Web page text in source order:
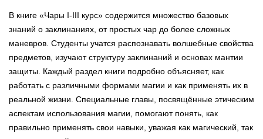
В книге «Чары I-III курс» содержится множество базовых
знаний о заклинаниях, от простых чар до более сложных
маневров. Студенты учатся распознавать волшебные свойства
предметов, изучают структуру заклинаний и основах мантии
защиты. Каждый раздел книги подробно объясняет, как
работать с различными формами магии и как применять их в
реальной жизни. Специальные главы, посвящённые этическим
аспектам использования магии, помогают понять, как
правильно применять свои навыки, уважая как магический, так